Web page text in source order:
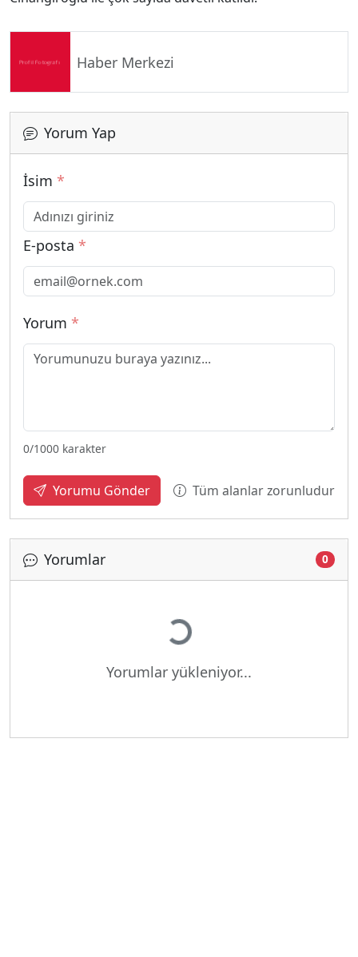
Haber Merkezi
Yorum Yap
İsim *
E-posta *
Yorum *
0/1000 karakter
Yorumu Gönder Tüm alanlar zorunludur
Yorumlar 0
Yükleniyor...
Yorumlar yükleniyor...